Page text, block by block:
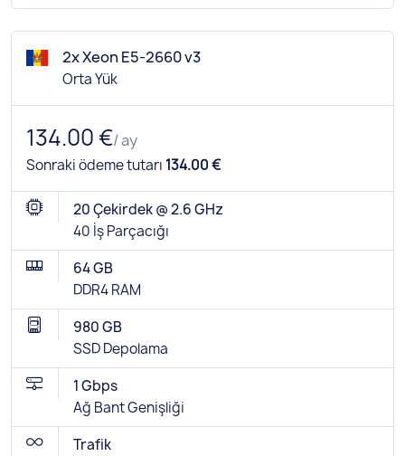
2x Xeon E5-2660 v3
Orta Yük
134.00 €/ ay
Sonraki ödeme tutarı 134.00 €
20 Çekirdek @ 2.6 GHz
40 İş Parçacığı
64 GB
DDR4 RAM
980 GB
SSD Depolama
1 Gbps
Ağ Bant Genişliği
Trafik